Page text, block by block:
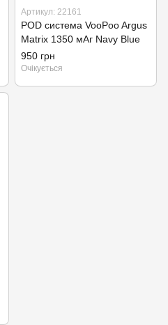
Артикул: 22161
POD система VooPoo Argus
Matrix 1350 мАг Navy Blue
950 грн
Очікується